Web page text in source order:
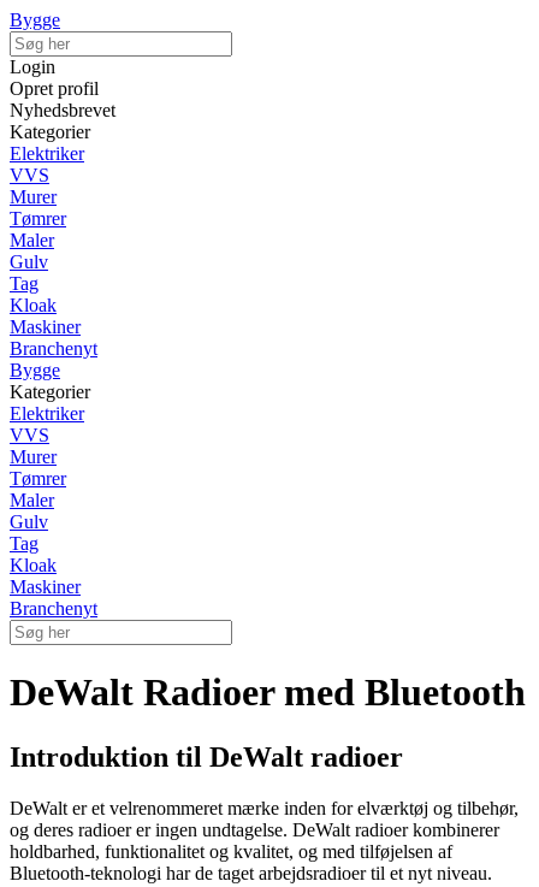
Bygge
Login
Opret profil
Nyhedsbrevet
Kategorier
Elektriker
VVS
Murer
Tømrer
Maler
Gulv
Tag
Kloak
Maskiner
Branchenyt
Bygge
Kategorier
Elektriker
VVS
Murer
Tømrer
Maler
Gulv
Tag
Kloak
Maskiner
Branchenyt
DeWalt Radioer med Bluetooth
Introduktion til DeWalt radioer
DeWalt er et velrenommeret mærke inden for elværktøj og tilbehør,
og deres radioer er ingen undtagelse. DeWalt radioer kombinerer
holdbarhed, funktionalitet og kvalitet, og med tilføjelsen af
Bluetooth-teknologi har de taget arbejdsradioer til et nyt niveau.